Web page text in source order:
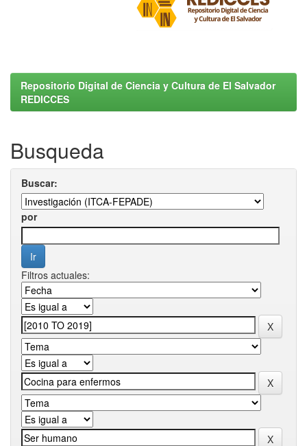
Repositorio Digital de Ciencia y Cultura de El Salvador
REDICCES
Busqueda
Buscar:
por
Filtros actuales: